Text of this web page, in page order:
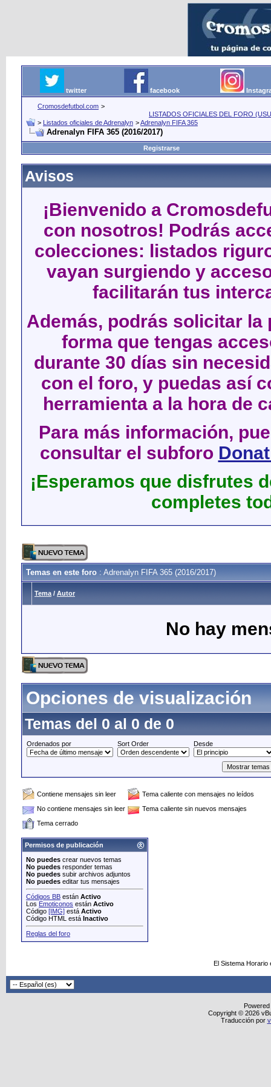
twitter facebook
Cromosdefutbol.com >
LISTADOS OFICIALES DEL FORO
> Listados oficiales de Adrenalyn >Adrenalyn FIFA 365
Adrenalyn FIFA 365 (2016/2017)
Registrarse
Avisos
¡Bienvenido a
con nosotros! Podrás
colecciones: listados
vayan surgiendo y
facilitarán tus
Además, podrás solicitar
forma que tengas
durante 30 días sin
con el foro, y puedas así
herramienta a la hora de
Para más información,
consultar el subforo
¡Esperamos que disfrutes
completes
Temas en este foro : Adrenalyn FIFA 365 (2016/2017)
Tema / Autor
No hay
Opciones de visualización
Temas del 0 al 0 de 0
Ordenados por Sort Order Desde
Contiene mensajes sin leer
Tema caliente con mensajes no leídos
No contiene mensajes sin leer
Tema caliente sin nuevos mensajes
Tema cerrado
Permisos de publicación
No puedes crear nuevos temas
No puedes responder temas
No puedes subir archivos adjuntos
No puedes editar tus mensajes
Códigos BB están Activo
Los Emoticonos están Activo
Código [IMG] está Activo
Código HTML está Inactivo
Reglas del foro
El Sistema
Copyright © 2026
Traducción por